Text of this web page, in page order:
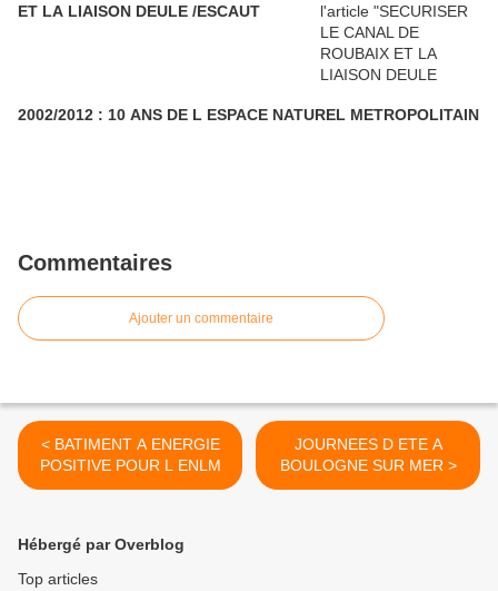
ET LA LIAISON DEULE /ESCAUT
2002/2012 : 10 ANS DE L ESPACE NATUREL METROPOLITAIN
Commentaires
Ajouter un commentaire
< BATIMENT A ENERGIE
POSITIVE POUR L ENLM
JOURNEES D ETE A
BOULOGNE SUR MER >
Hébergé par Overblog
Top articles